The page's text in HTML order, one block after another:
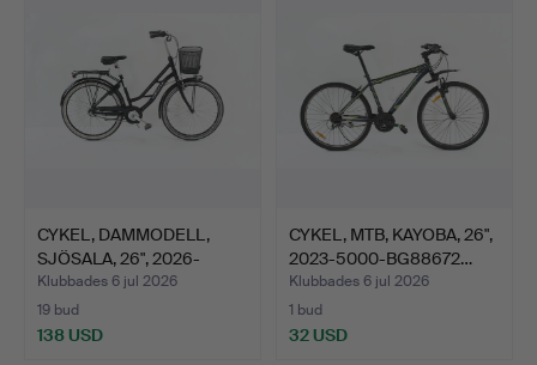
CYKEL, DAMMODELL,
SJÖSALA, 26", 2026-
HG101…
Klubbades 6 jul 2026
19 bud
138 USD
CYKEL, MTB, KAYOBA, 26",
2023-5000-BG88672…
Klubbades 6 jul 2026
1 bud
32 USD